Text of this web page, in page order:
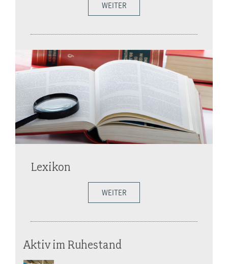
WEITER
Lexikon
WEITER
Aktiv im Ruhestand